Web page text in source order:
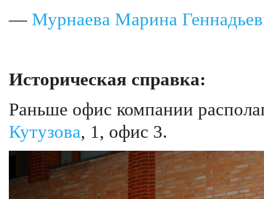
— Мурнаева Марина
Историческая справка:
Раньше офис компании
Кутузова, 1, офис 3.